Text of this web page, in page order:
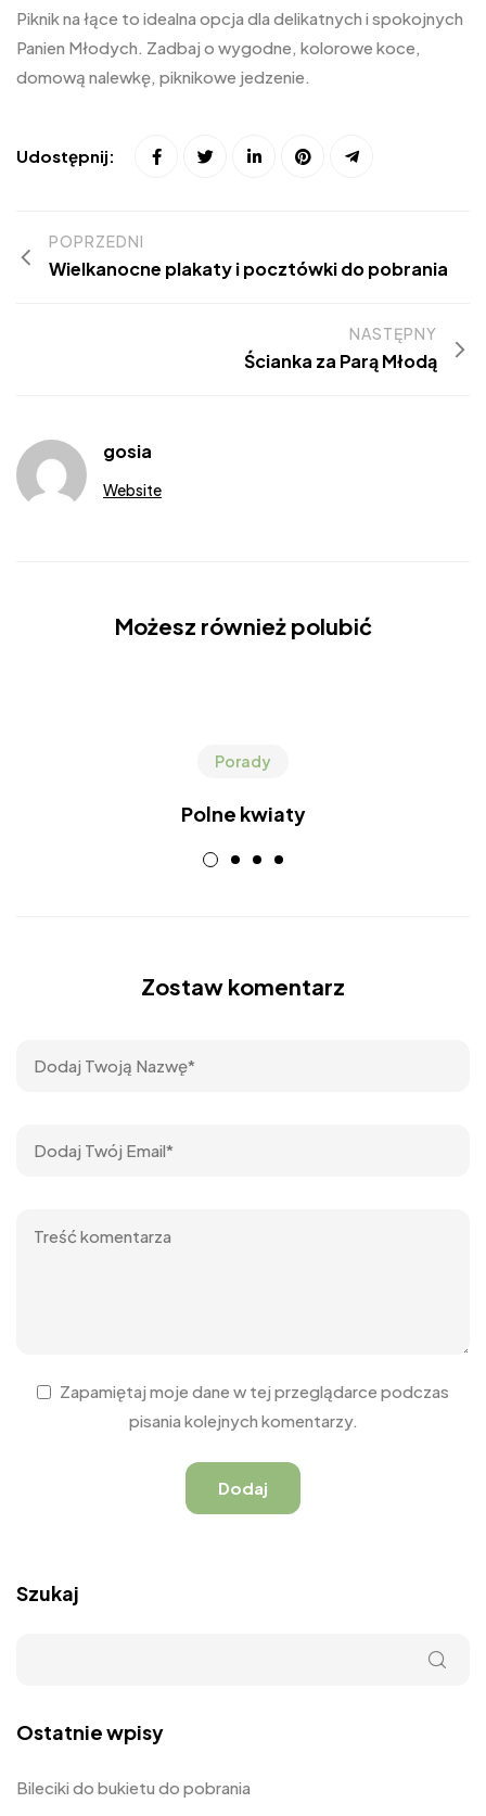
Piknik na łące to idealna opcja dla delikatnych i spokojnych
Panien Młodych. Zadbaj o wygodne, kolorowe koce,
domową nalewkę, piknikowe jedzenie.
Udostępnij:
POPRZEDNI
Wielkanocne plakaty i pocztówki do pobrania
NASTĘPNY
Ścianka za Parą Młodą
gosia
Website
Możesz również polubić
Porady
Polne kwiaty
Zostaw komentarz
Zapamiętaj moje dane w tej przeglądarce podczas
pisania kolejnych komentarzy.
Szukaj
Ostatnie wpisy
Bileciki do bukietu do pobrania